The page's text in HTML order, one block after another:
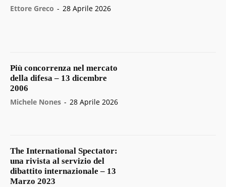
Ettore Greco - 28 Aprile 2026
Più concorrenza nel mercato
della difesa – 13 dicembre
2006
Michele Nones - 28 Aprile 2026
The International Spectator:
una rivista al servizio del
dibattito internazionale – 13
Marzo 2023